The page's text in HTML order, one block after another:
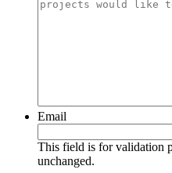
Email
This field is for validation
unchanged.